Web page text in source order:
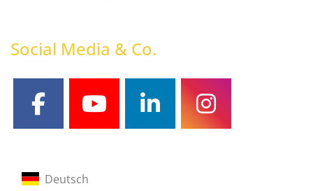
Social Media & Co.
facebookyoutubelinkedininstagram
Deutsch